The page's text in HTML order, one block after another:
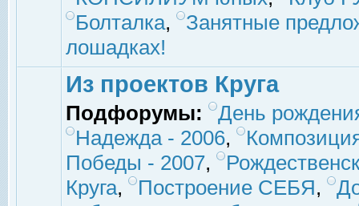
Болталка,
Занятные
лошадках!
Из проектов Круга
Подфорумы:
День
Надежда - 2006,
Победы - 2007,
Круга, Построение СЕБЯ,